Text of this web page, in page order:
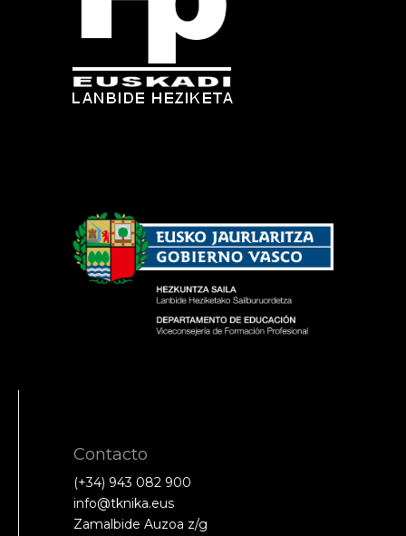
Contacto
(+34) 943 082 900
info@tknika.eus
Zamalbide Auzoa z/g